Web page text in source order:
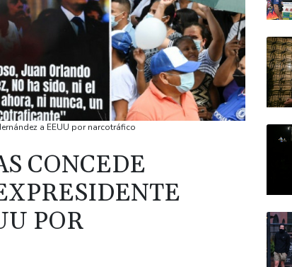
a EEUU por narcotráfico
CONCEDE
POR